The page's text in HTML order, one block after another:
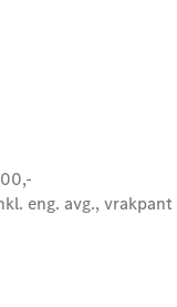
eng. avg., vrakpant